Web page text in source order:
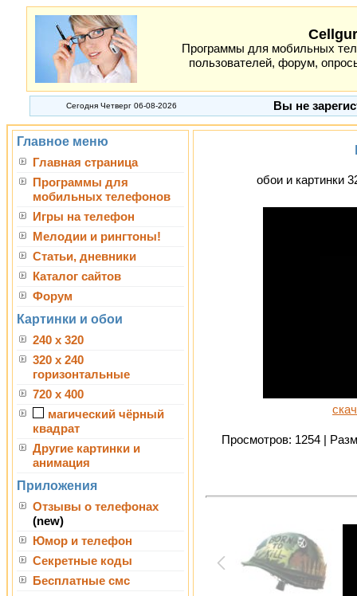
Программы для мобильных
пользователей, форум,
Сегодня Четверг 06-08-2026 Вы не
Главное меню
Главная страница
Программы для
мобильных телефонов
Игры на телефон
Мелодии и рингтоны!
Статьи, дневники
Каталог сайтов
Форум
Картинки и обои
240 x 320
320 x 240
горизонтальные
720 x 400
магический чёрный
квадрат
Другие картинки и
анимация
Приложения
Отзывы о телефонах
(new)
Юмор и телефон
Секретные коды
Бесплатные смс
обои и картинки
Просмотров: 1254 |